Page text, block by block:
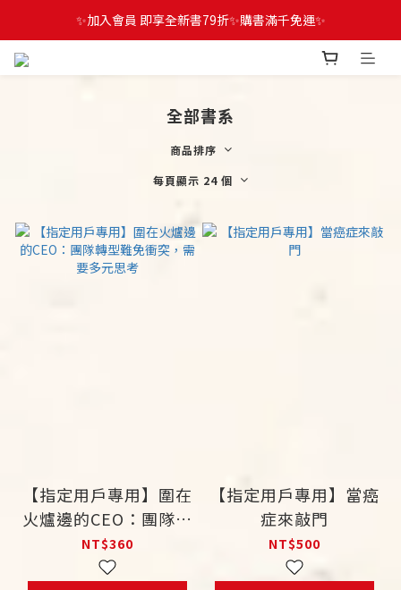
✨加入會員 即享全新書79折✨購書滿千免運✨
全部書系
商品排序
每頁顯示 24 個
【指定用戶專用】圍在
火爐邊的CEO：團隊轉
型難免衝突，需要多元
思考
NT$360
【指定用戶專用】當癌
症來敲門
NT$500